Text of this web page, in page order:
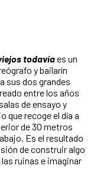
todavíaes un
y bailarín
sus dos grandes
entre los años
de ensayo y
que recoge el día a
de 30 metros
Es el resultado
de construir algo
ruinas e imaginar